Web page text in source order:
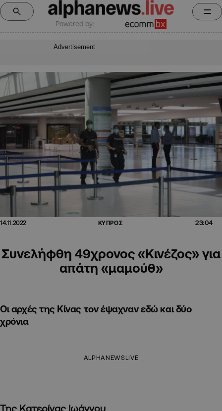
Powered by:
Advertisement
14.11.2022 ΚΥΠΡΟΣ 23:04
Συνελήφθη 49χρονος «Κινέζος» για
απάτη «μαμούθ»
Οι αρχές της Κίνας τον έψαχναν εδώ και δύο
χρόνια
ALPHANEWSLIVE
Της Κατερίνας Ιωάννου